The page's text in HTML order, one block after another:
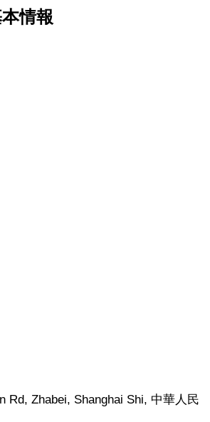
情報
Zhabei, Shanghai Shi, 中華人民